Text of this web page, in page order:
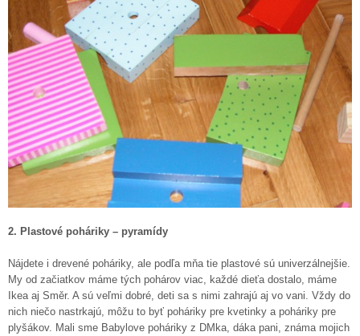
2. Plastové poháriky – pyramídy
Nájdete i drevené poháriky, ale podľa mňa tie plastové sú univerzálnejšie.
My od začiatkov máme tých pohárov viac, každé dieťa dostalo, máme
Ikea aj Směr. A sú veľmi dobré, deti sa s nimi zahrajú aj vo vani. Vždy do
nich niečo nastrkajú, môžu to byť poháriky pre kvetinky a poháriky pre
plyšákov. Mali sme Babylove poháriky z DMka, dáka pani, známa mojich